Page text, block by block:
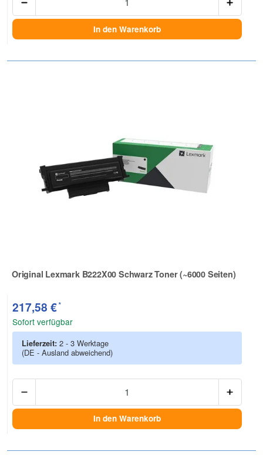
In den Warenkorb
Original Lexmark B222X00 Schwarz Toner (~6000 Seiten)
Zur Artikelbewertung
217,58 €*
Sofort verfügbar
Lieferzeit: 2 - 3 Werktage
(DE - Ausland abweichend)
In den Warenkorb